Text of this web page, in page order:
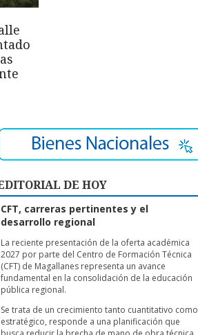
DE HOY
CFT, carreras pertinentes y el
desarrollo regional
La reciente presentación de la oferta académica
2027 por parte del Centro de Formación Técnica
(CFT) de Magallanes representa un avance
fundamental en la consolidación de la educación
pública regional.
Se trata de un crecimiento tanto cuantitativo como
estratégico, responde a una planificación que